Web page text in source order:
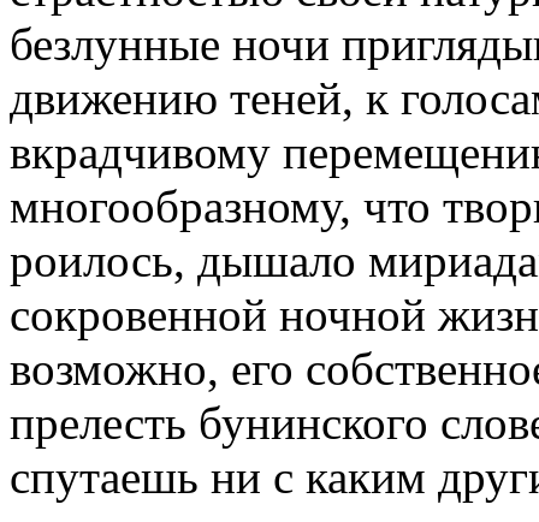
безлунные ночи
движению теней, к
вкрадчивому
многообразному, что
роилось, дышало
сокровенной ночной
возможно, его
прелесть бунинского
спутаешь ни с каким